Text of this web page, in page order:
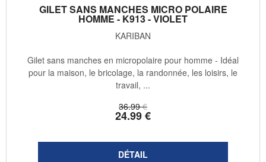
GILET SANS MANCHES MICRO POLAIRE
HOMME - K913 - VIOLET
KARIBAN
36.99 €
24.99€
Gilet sans manches en micropolaire pour homme - Idéal
pour la maison, le bricolage, la randonnée, les loisirs, le
travail, ...